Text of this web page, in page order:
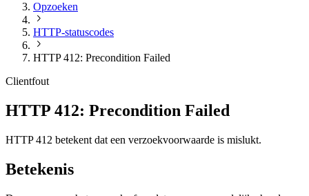
Opzoeken
HTTP-statuscodes
HTTP 412: Precondition Failed
Clientfout
HTTP 412: Precondition Failed
HTTP 412 betekent dat een verzoekvoorwaarde is mislukt.
Betekenis